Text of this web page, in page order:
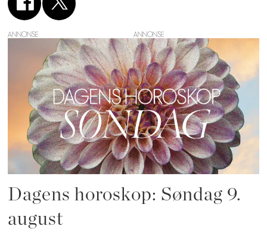
ANNONSE
Dagens horoskop: Søndag 9.
august